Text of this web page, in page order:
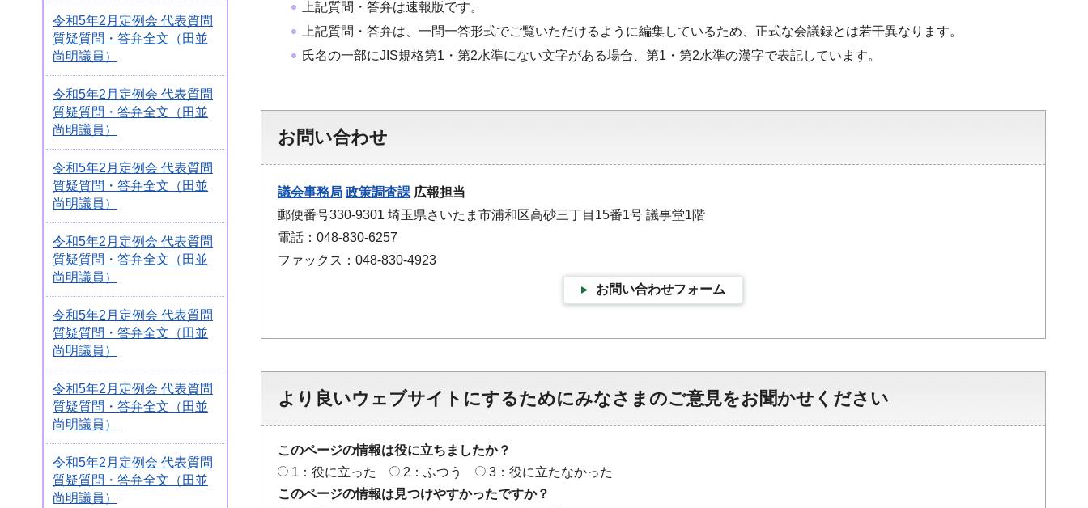
令和5年2月定例会 代表質問
質疑質問・答弁全文（田並
尚明議員）
令和5年2月定例会 代表質問
質疑質問・答弁全文（田並
尚明議員）
令和5年2月定例会 代表質問
質疑質問・答弁全文（田並
尚明議員）
令和5年2月定例会 代表質問
質疑質問・答弁全文（田並
尚明議員）
令和5年2月定例会 代表質問
質疑質問・答弁全文（田並
尚明議員）
令和5年2月定例会 代表質問
質疑質問・答弁全文（田並
尚明議員）
令和5年2月定例会 代表質問
質疑質問・答弁全文（田並
尚明議員）
上記質問・答弁は速報版です。
上記質問・答弁は、一問一答形式でご覧いただけるように編集しているため、正式な会議録とは若干異なります。
氏名の一部にJIS規格第1・第2水準にない文字がある場合、第1・第2水準の漢字で表記しています。
お問い合わせ
議会事務局 政策調査課 広報担当
郵便番号330-9301 埼玉県さいたま市浦和区高砂三丁目15番1号 議事堂1階
電話：048-830-6257
ファックス：048-830-4923
お問い合わせフォーム
より良いウェブサイトにするためにみなさまのご意見をお聞かせください
このページの情報は役に立ちましたか？
1：役に立った
2：ふつう
3：役に立たなかった
このページの情報は見つけやすかったですか？